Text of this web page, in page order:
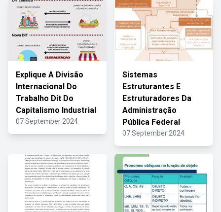
Explique A Divisão
Internacional Do
Trabalho Dit Do
Capitalismo Industrial
07 September 2024
Sistemas
Estruturantes E
Estruturadores Da
Administração
Pública Federal
07 September 2024